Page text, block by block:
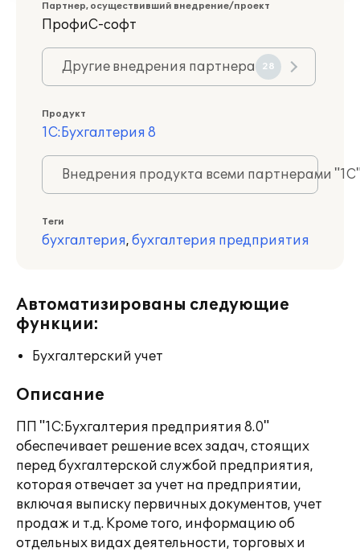
Партнер, осуществивший внедрение/проект
ПрофиС-софт
Другие внедрения партнера 28
Продукт
1С:Бухгалтерия 8
Внедрения продукта всеми партнерами
Теги
бухгалтерия, бухгалтерия предприятия
Автоматизированы следующие
функции:
Бухгалтерский учет
Описание
ПП "1С:Бухгалтерия предприятия 8.0"
обеспечивает решение всех задач, стоящих
перед бухгалтерской службой предприятия,
которая отвечает за учет на предприятии,
включая выписку первичных документов, учет
продаж и т.д. Кроме того, информацию об
отдельных видах деятельности, торговых и